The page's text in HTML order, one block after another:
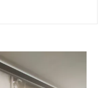
in Italy, dat wij
zijn
veranda's en